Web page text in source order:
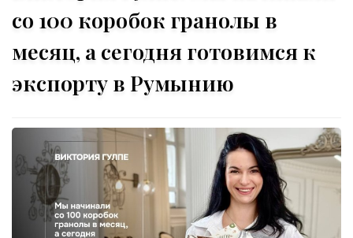
со 100 коробок гранолы в
месяц, а сегодня готовимся к
экспорту в Румынию